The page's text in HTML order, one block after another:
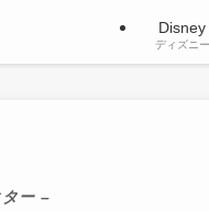
Disney
ディズニー
ー –